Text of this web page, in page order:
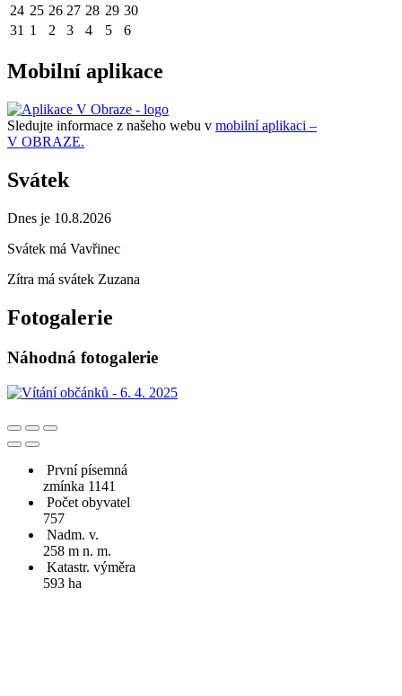
24 25 26 27 28 29 30
31 1 2 3 4 5 6
Mobilní aplikace
Sledujte informace z našeho webu v mobilní aplikaci –
V OBRAZE.
Svátek
Dnes je 10.8.2026
Svátek má Vavřinec
Zítra má svátek Zuzana
Fotogalerie
Náhodná fotogalerie
První písemná
zmínka 1141
Počet obyvatel
757
Nadm. v.
258 m n. m.
Katastr. výměra
593 ha